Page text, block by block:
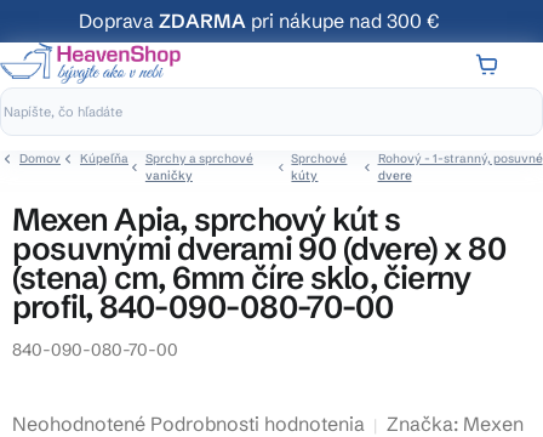
na
obsah
Doprava ZDARMA pri nákupe nad 300 €
Domov Kúpeľňa
Sprchy a sprchové
vaničky
Sprchové
kúty
Rohový - 1-stranný, posuvné
dvere
Mexen Apia, sprchový kút s
posuvnými dverami 90 (dvere) x 80
(stena) cm, 6mm číre sklo, čierny
profil, 840-090-080-70-00
840-090-080-70-00
Priemerné
Neohodnotené Podrobnosti hodnotenia Značka: Mexen